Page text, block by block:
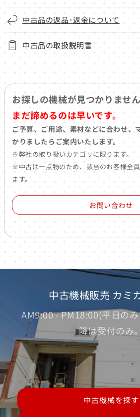
中古品の返品･返金について
中古品の取扱説明書
お探しの機械が見つかりませ
まだ諦めるのは早いです。
ご予算、ご用途、素材などに合わせ、
かりましたらご案内いたします。
※弊社の取り扱いカテゴリに限ります。
※中古は一点物のため、該当のお客様全
ます。
お問い合わせ
中古機械販売 カミ
AM9:00 - PM18:00(平日の
降は受付のみ。
中古機械を探す